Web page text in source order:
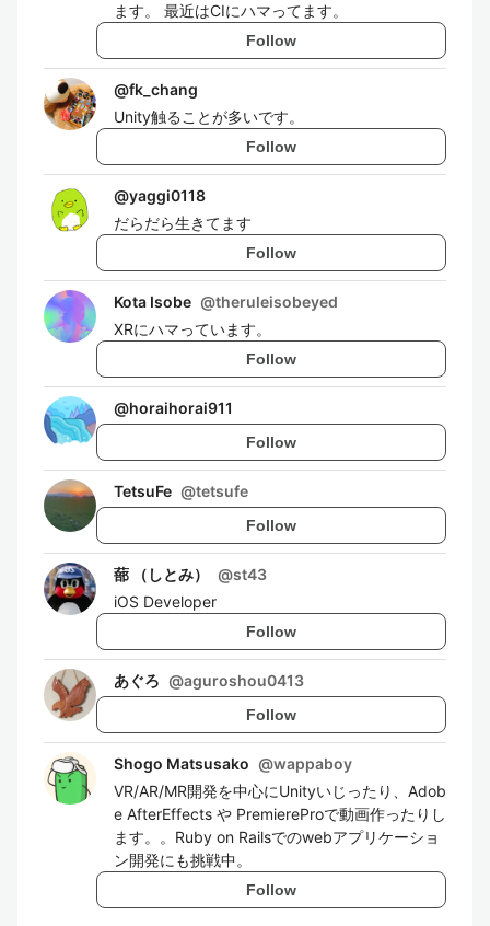
ます。 最近はCIにハマってます。
Follow
@fk_chang
Unity触ることが多いです。
Follow
@yaggi0118
だらだら生きてます
Follow
Kota Isobe @theruleisobeyed
XRにハマっています。
Follow
@horaihorai911
Follow
TetsuFe @tetsufe
Follow
蔀 （しとみ） @st43
iOS Developer
Follow
あぐろ @aguroshou0413
Follow
Shogo Matsusako @wappaboy
VR/AR/MR開発を中心にUnityいじったり、Adob
e AfterEffects や PremiereProで動画作ったりし
ます。。Ruby on Railsでのwebアプリケーショ
ン開発にも挑戦中。
Follow